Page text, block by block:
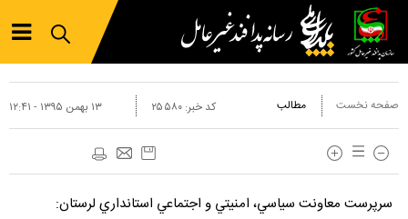
صفحه نخست مطالب ۱۳ بهمن ۱۳۹۵ - ۱۲:۴۱ کد خبر: ۲۵۵۸۰
سرپرست معاونت سياسي، امنيتي و اجتماعي استانداري لرستان: